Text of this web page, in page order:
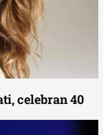
celebran 40